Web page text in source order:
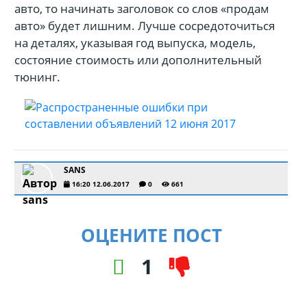
авто, то начинать заголовок со слов «продам
авто» будет лишним. Лучше сосредоточиться
на деталях, указывая год выпуска, модель,
состояние стоимость или дополнительный
тюнинг.
SANS
16:20 12.06.2017 0 661
ОЦЕНИТЕ ПОСТ
1